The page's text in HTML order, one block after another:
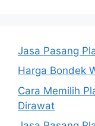
Jasa Pasang
Harga Bondek
Cara Memilih
Dirawat